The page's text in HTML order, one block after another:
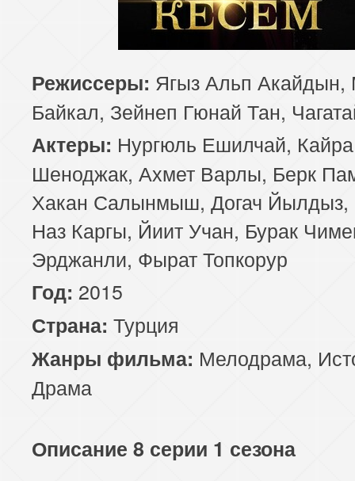
Режиссеры: Ягыз Альп Акайдын,
Байкал, Зейнеп Гюнай Тан,
Актеры: Нургюль Ешилчай, Кайра
Шеноджак, Ахмет Варлы, Берк
Хакан Салынмыш, Догач Йылдыз,
Наз Каргы, Йиит Учан, Бурак
Эрджанли, Фырат Топкорур
Год: 2015
Страна: Турция
Жанры фильма: Мелодрама,
Драма
Описание 8 серии 1 сезона